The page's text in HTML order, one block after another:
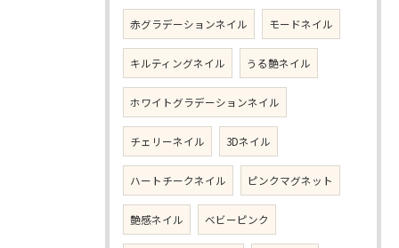
赤グラデーションネイル モードネイル
キルティングネイル うる艶ネイル
ホワイトグラデーションネイル
チェリーネイル 3Dネイル
ハートチークネイル ピンクマグネット
艶感ネイル ベビーピンク